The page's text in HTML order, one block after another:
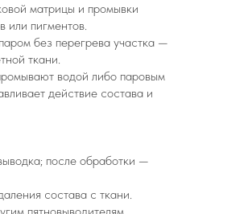
матрицы и промывки
или пигментов.
без перегрева участка —
ткани.
водой либо паровым
действие состава и
после обработки —
состава с ткани.